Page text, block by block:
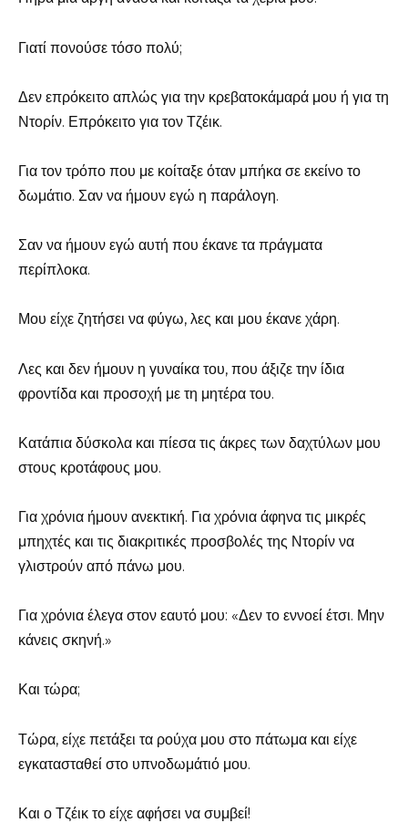
Γιατί πονούσε τόσο πολύ;
Δεν επρόκειτο απλώς για την κρεβατοκάμαρά μου ή για τη
Ντορίν. Επρόκειτο για τον Τζέικ.
Για τον τρόπο που με κοίταξε όταν μπήκα σε εκείνο το
δωμάτιο. Σαν να ήμουν εγώ η παράλογη.
Σαν να ήμουν εγώ αυτή που έκανε τα πράγματα
περίπλοκα.
Μου είχε ζητήσει να φύγω, λες και μου έκανε χάρη.
Λες και δεν ήμουν η γυναίκα του, που άξιζε την ίδια
φροντίδα και προσοχή με τη μητέρα του.
Κατάπια δύσκολα και πίεσα τις άκρες των δαχτύλων μου
στους κροτάφους μου.
Για χρόνια ήμουν ανεκτική. Για χρόνια άφηνα τις μικρές
μπηχτές και τις διακριτικές προσβολές της Ντορίν να
γλιστρούν από πάνω μου.
Για χρόνια έλεγα στον εαυτό μου: «Δεν το εννοεί έτσι. Μην
κάνεις σκηνή.»
Και τώρα;
Τώρα, είχε πετάξει τα ρούχα μου στο πάτωμα και είχε
εγκατασταθεί στο υπνοδωμάτιό μου.
Και ο Τζέικ το είχε αφήσει να συμβεί!